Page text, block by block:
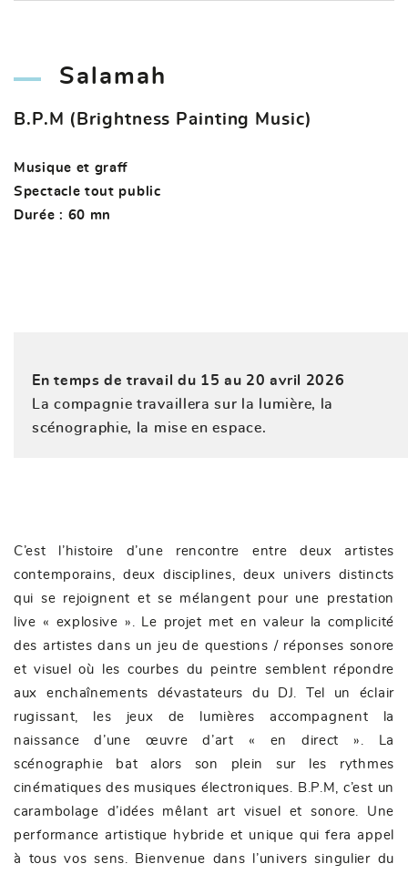
Salamah
B.P.M (Brightness Painting Music)
Musique et graff
Spectacle tout public
Durée : 60 mn
En temps de travail du 15 au 20 avril 2026
La compagnie travaillera sur la lumière, la
scénographie, la mise en espace.
C’est l’histoire d’une rencontre entre deux artistes
contemporains, deux disciplines, deux univers distincts
qui se rejoignent et se mélangent pour une prestation
live « explosive ». Le projet met en valeur la complicité
des artistes dans un jeu de questions / réponses sonore
et visuel où les courbes du peintre semblent répondre
aux enchaînements dévastateurs du DJ. Tel un éclair
rugissant, les jeux de lumières accompagnent la
naissance d’une œuvre d’art « en direct ». La
scénographie bat alors son plein sur les rythmes
cinématiques des musiques électroniques. B.P.M, c’est un
carambolage d’idées mêlant art visuel et sonore. Une
performance artistique hybride et unique qui fera appel
à tous vos sens. Bienvenue dans l’univers singulier du